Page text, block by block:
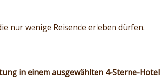
nur wenige Reisende erleben dürfen.
in einem ausgewählten 4-Sterne-Hotel